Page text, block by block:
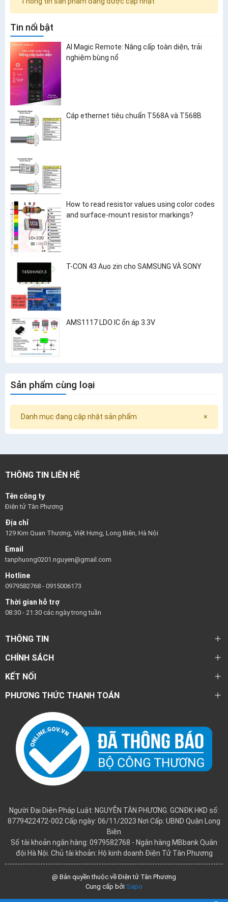
Tin nổi bật
AI Magic Remote: Nâng cấp toàn diện, trải
nghiệm bùng nổ
Cáp ethernet tiêu chuẩn T568A và T568B
How to read resistor values using color codes
and surface-mount resistor markings?
T-CON 43 Auo zin cho SAMSUNG VÀ SONY
AMS1117 LDO IC ổn áp 3.3V
Sản phẩm cùng loại
×
Danh mục đang cập nhật sản phẩm
THÔNG TIN LIÊN HỆ
Tên công ty
Điện tử Tân Phương
Địa chỉ
129 Kim Quan Thượng, Việt Hưng, Long Biên, Hà Nội
Email
tanphuong0201.nguyen@gmail.com
Hotline
0979582768 - 0915006173
Thời gian hỗ trợ
08:30 - 21:30 các ngày trong tuần
THÔNG TIN
CHÍNH SÁCH
KẾT NỐI
PHƯƠNG THỨC THANH TOÁN
Người Đại Diện Pháp Luật: NGUYỄN TÂN PHƯƠNG. GCNĐK HKD số:
8779422472-002 Cấp ngày: 06/11/2023 Nơi Cấp: UBND Quận Long
Biên
Số tài khoản ngân hàng: 0979582768 - Ngân hàng MBbank Quân
đội Hà Nội. Chủ tài khoản: Hộ kinh doanh Điện Tử Tân Phương
@ Bản quyền thuộc về Điện tử Tân Phương
Cung cấp bởi Sapo